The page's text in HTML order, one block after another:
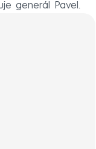
generál Pavel.